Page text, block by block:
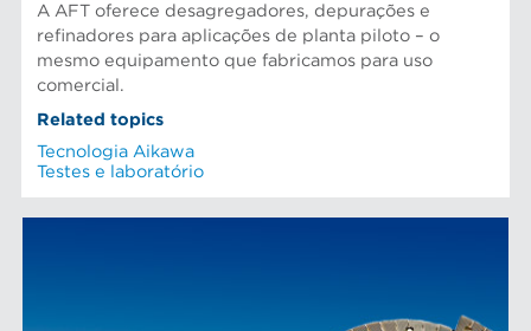
A AFT oferece desagregadores, depurações e
refinadores para aplicações de planta piloto – o
mesmo equipamento que fabricamos para uso
comercial.
Related topics
Tecnologia Aikawa
Testes e laboratório